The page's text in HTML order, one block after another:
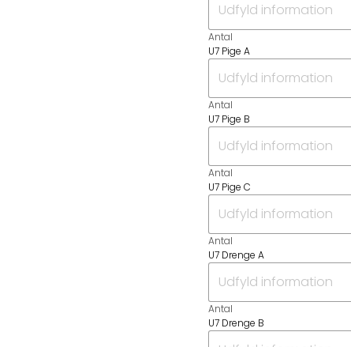
Antal
U7 Pige A
Antal
U7 Pige B
Antal
U7 Pige C
Antal
U7 Drenge A
Antal
U7 Drenge B